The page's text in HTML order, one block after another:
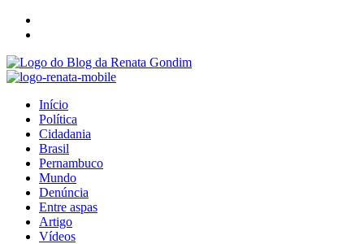
Início
Política
Cidadania
Brasil
Pernambuco
Mundo
Denúncia
Entre aspas
Artigo
Vídeos